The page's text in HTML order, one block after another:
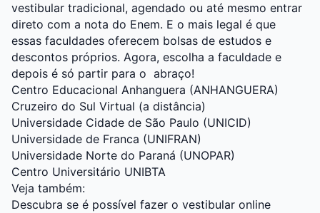
vestibular tradicional, agendado ou até mesmo entrar
direto com a nota do Enem. E o mais legal é que
essas faculdades oferecem bolsas de estudos e
descontos próprios. Agora, escolha a faculdade e
depois é só partir para o abraço!
Centro Educacional Anhanguera (ANHANGUERA)
Cruzeiro do Sul Virtual (a distância)
Universidade Cidade de São Paulo (UNICID)
Universidade de Franca (UNIFRAN)
Universidade Norte do Paraná (UNOPAR)
Centro Universitário UNIBTA
Veja também:
Descubra se é possível fazer o vestibular online